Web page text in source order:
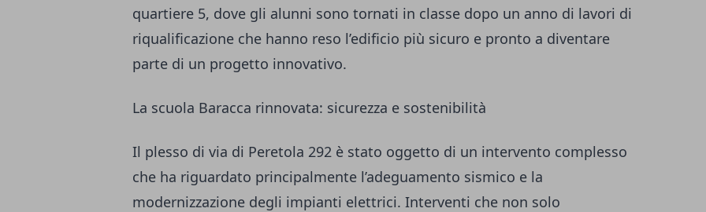
quartiere 5, dove gli alunni sono tornati in classe dopo un anno di lavori di
riqualificazione che hanno reso l’edificio più sicuro e pronto a diventare
parte di un progetto innovativo.
La scuola Baracca rinnovata: sicurezza e sostenibilità
Il plesso di via di Peretola 292 è stato oggetto di un intervento complesso
che ha riguardato principalmente l’adeguamento sismico e la
modernizzazione degli impianti elettrici. Interventi che non solo